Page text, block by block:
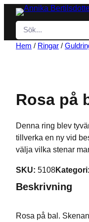
Hoppa
innehåll
Sök
Hem / Ringar /
Rosa på
Denna ring blev
tillverka en ny vid
välja vilka stenar
SKU: 5108Kategori:
Beskrivning
Rosa på bal.